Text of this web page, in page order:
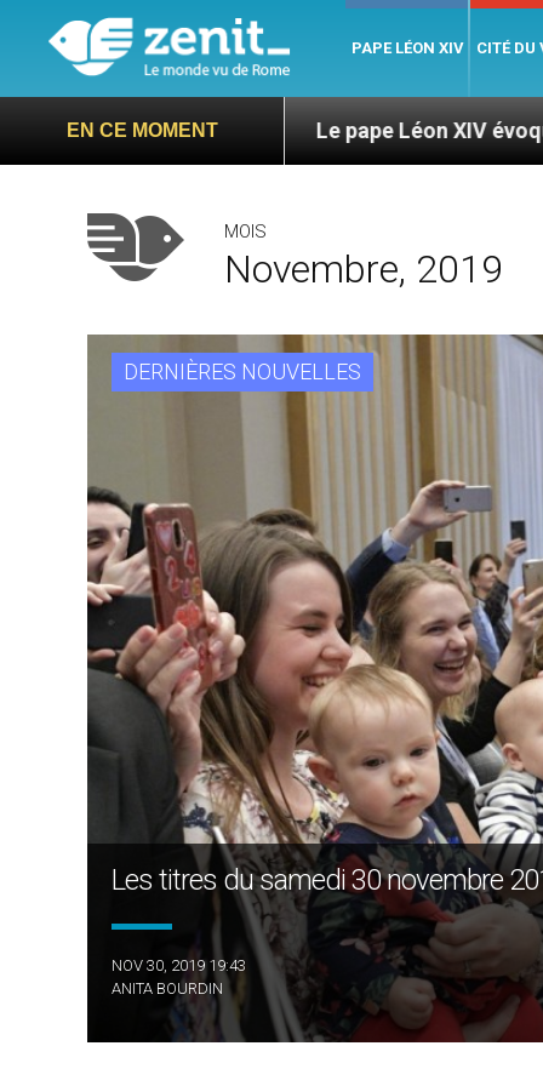
PAPE LÉON XIV CITÉ DU
EN CE MOMENT
Le pape Léon XIV évoque un voyage aux
MOIS
Novembre, 2019
DERNIÈRES NOUVELLES
Les titres du samedi 30 novembre
NOV 30, 2019 19:43
ANITA BOURDIN